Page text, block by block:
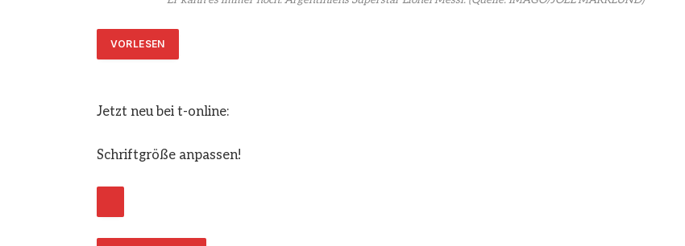
VORLESEN
Jetzt neu bei t-online:
Schriftgröße anpassen!